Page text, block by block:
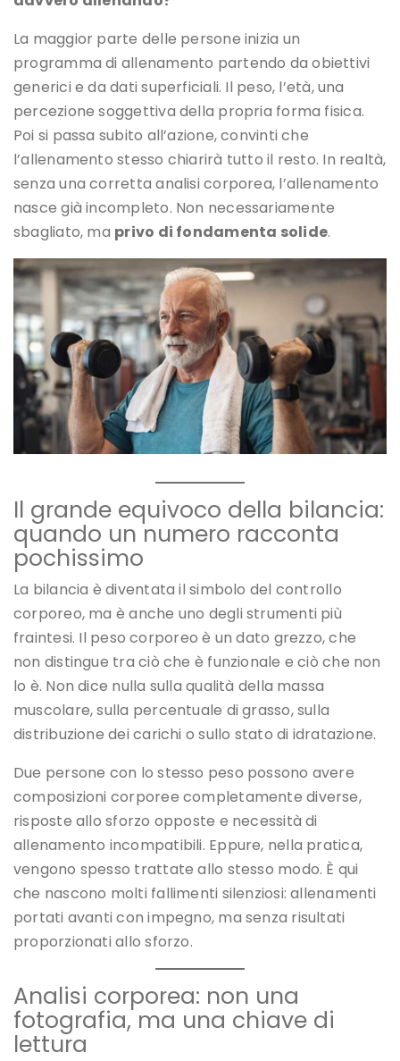
La maggior parte delle persone inizia un
programma di allenamento partendo da obiettivi
generici e da dati superficiali. Il peso, l’età, una
percezione soggettiva della propria forma fisica.
Poi si passa subito all’azione, convinti che
l’allenamento stesso chiarirà tutto il resto. In realtà,
senza una corretta analisi corporea, l’allenamento
nasce già incompleto. Non necessariamente
sbagliato, ma privo di fondamenta solide.
Il grande equivoco della bilancia:
quando un numero racconta
pochissimo
La bilancia è diventata il simbolo del controllo
corporeo, ma è anche uno degli strumenti più
fraintesi. Il peso corporeo è un dato grezzo, che
non distingue tra ciò che è funzionale e ciò che non
lo è. Non dice nulla sulla qualità della massa
muscolare, sulla percentuale di grasso, sulla
distribuzione dei carichi o sullo stato di idratazione.
Due persone con lo stesso peso possono avere
composizioni corporee completamente diverse,
risposte allo sforzo opposte e necessità di
allenamento incompatibili. Eppure, nella pratica,
vengono spesso trattate allo stesso modo. È qui
che nascono molti fallimenti silenziosi: allenamenti
portati avanti con impegno, ma senza risultati
proporzionati allo sforzo.
Analisi corporea: non una
fotografia, ma una chiave di
lettura